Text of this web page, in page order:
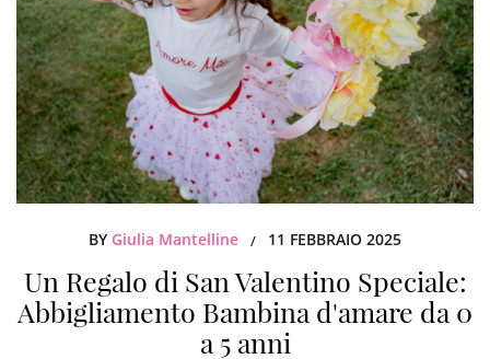
BY Giulia Mantelline / 11 FEBBRAIO 2025
Un Regalo di San Valentino Speciale:
Abbigliamento Bambina d'amare da 0
a 5 anni